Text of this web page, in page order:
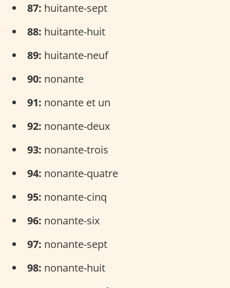
87: huitante-sept
88: huitante-huit
89: huitante-neuf
90: nonante
91: nonante et un
92: nonante-deux
93: nonante-trois
94: nonante-quatre
95: nonante-cinq
96: nonante-six
97: nonante-sept
98: nonante-huit